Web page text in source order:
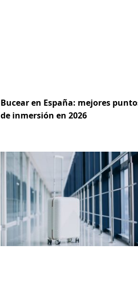
Bucear en España: mejores
de inmersión en 2026